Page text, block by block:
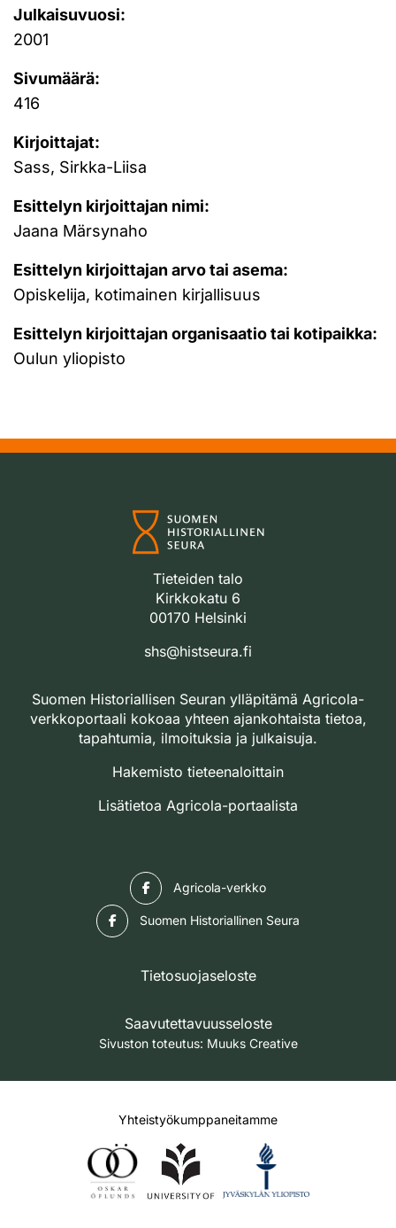
Julkaisuvuosi:
2001
Sivumäärä:
416
Kirjoittajat:
Sass, Sirkka-Liisa
Esittelyn kirjoittajan nimi:
Jaana Märsynaho
Esittelyn kirjoittajan arvo tai asema:
Opiskelija, kotimainen kirjallisuus
Esittelyn kirjoittajan organisaatio tai kotipaikka:
Oulun yliopisto
Tieteiden talo
Kirkkokatu 6
00170 Helsinki
shs@histseura.fi
Suomen Historiallisen Seuran ylläpitämä Agricola-
verkkoportaali kokoaa yhteen ajankohtaista tietoa,
tapahtumia, ilmoituksia ja julkaisuja.
Hakemisto tieteenaloittain
Lisätietoa Agricola-portaalista
Agricola-verkko
Suomen Historiallinen Seura
Tietosuojaseloste
Saavutettavuusseloste
Sivuston toteutus: Muuks Creative
Yhteistyökumppaneitamme